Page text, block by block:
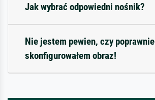
Jak wybrać odpowiedni nośnik?
Nie jestem pewien, czy poprawnie
skonfigurowałem obraz!